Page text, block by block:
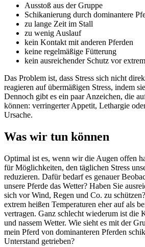
Ausstoß aus der Gruppe
Schikanierung durch dominantere
zu lange Zeit im Stall
zu wenig Auslauf
kein Kontakt mit anderen Pferden
keine regelmäßige Fütterung
kein ausreichender Schutz vor
Das Problem ist, dass Stress sich nicht
reagieren auf übermäßigen Stress, indem
Dennoch gibt es ein paar Anzeichen, die
können: verringerter Appetit, Lethargie
Ursache.
Was wir tun können
Optimal ist es, wenn wir die Augen offen
für Möglichkeiten, den täglichen Stress
reduzieren. Dafür bedarf es genauer
unsere Pferde das Wetter? Haben Sie
sich vor Wind, Regen und Co. zu
extrem heißen Temperaturen eher auf als
vertragen. Ganz schlecht wiederum ist die
und nassem Wetter. Wie sieht es mit der
mein Pferd von dominanteren Pferden
Unterstand getrieben?